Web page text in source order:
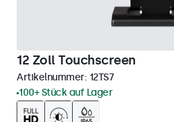
12 Zoll Touchscreen
Artikelnummer: 12TS7
100+ Stück auf Lager